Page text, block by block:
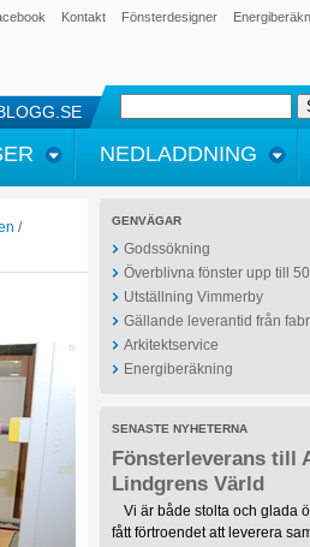
Kontakt Fönsterdesigner
NEDLADDNING
/
GENVÄGAR
Godssökning
Överblivna fönster upp till
Utställning Vimmerby
Gällande leverantid från
Arkitektservice
Energiberäkning
SENASTE NYHETERNA
Fönsterleverans till
Lindgrens Värld
Vi är både stolta och glada
fått förtroendet att leverera